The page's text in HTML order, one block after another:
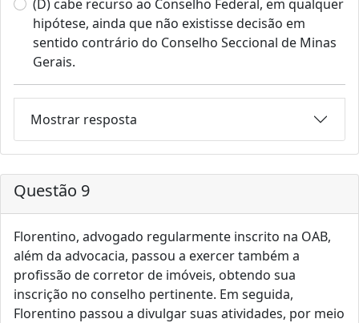
(D) cabe recurso ao Conselho Federal, em qualquer
hipótese, ainda que não existisse decisão em
sentido contrário do Conselho Seccional de Minas
Gerais.
Mostrar resposta
Questão 9
Florentino, advogado regularmente inscrito na OAB,
além da advocacia, passou a exercer também a
profissão de corretor de imóveis, obtendo sua
inscrição no conselho pertinente. Em seguida,
Florentino passou a divulgar suas atividades, por meio